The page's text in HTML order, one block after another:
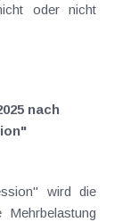
oder nicht
nach
wird die